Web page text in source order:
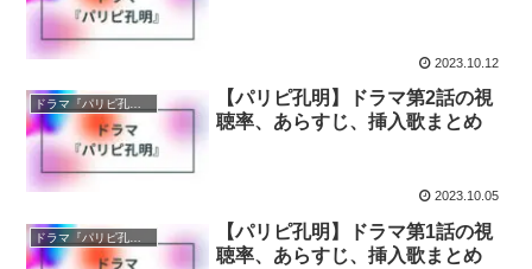
2023.10.12
【パリピ孔明】ドラマ第2話の視
聴率、あらすじ、挿入歌まとめ
2023.10.05
【パリピ孔明】ドラマ第1話の視
聴率、あらすじ、挿入歌まとめ